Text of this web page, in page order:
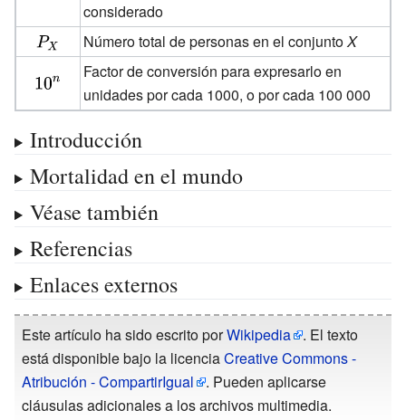
F_{X}}considerado
{\displaystyle
P_{X}}
Número total de personas en el conjuntoX
{\displaystyle
10^{n}}
Factor de conversión para expresarlo en
unidades por cada 1000, o por cada 100 000
Introducción
Mortalidad en el mundo
Véase también
Referencias
Enlaces externos
Este artículo ha sido escrito porWikipedia
. El texto
está disponible bajo la licenciaCreative Commons -
Atribución - CompartirIgual
. Pueden aplicarse
cláusulas adicionales a los archivos multimedia.